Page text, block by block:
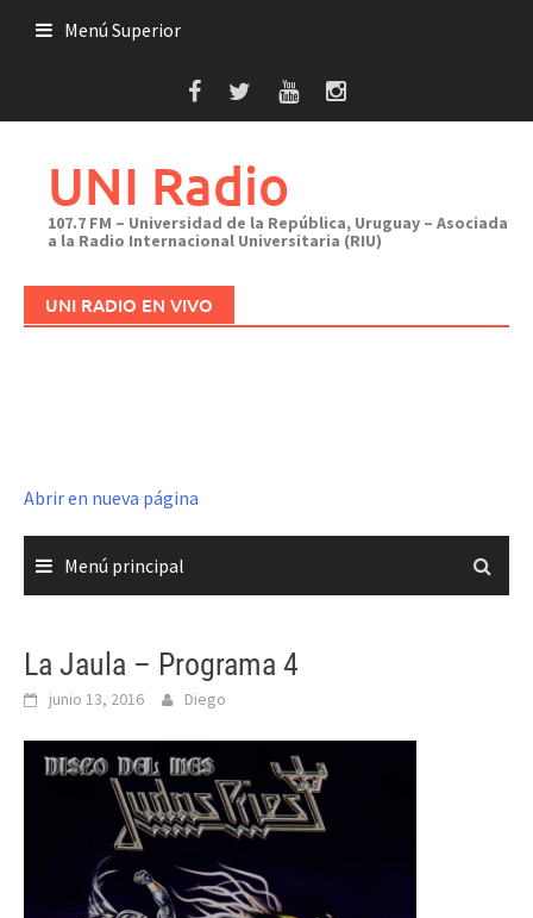
Menú Superior
UNI Radio
107.7 FM – Universidad de la República, Uruguay – Asociada
a la Radio Internacional Universitaria (RIU)
UNI RADIO EN VIVO
Abrir en nueva página
Menú principal
La Jaula – Programa 4
junio 13, 2016 Diego